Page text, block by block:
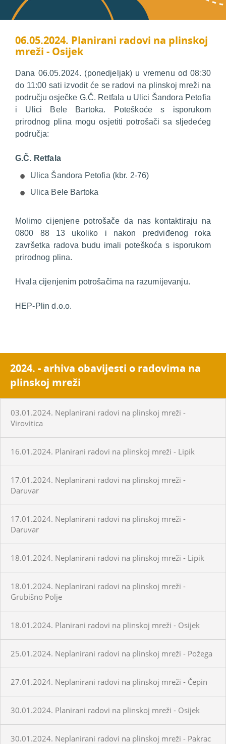
06.05.2024. Planirani radovi na plinskoj
mreži - Osijek
Dana 06.05.2024. (ponedjeljak) u vremenu od 08:30
do 11:00 sati izvodit će se radovi na plinskoj mreži na
području osječke G.Č. Retfala u Ulici Šandora Petofia
i Ulici Bele Bartoka. Poteškoće s isporukom
prirodnog plina mogu osjetiti potrošači sa sljedećeg
područja:
G.Č. Retfala
Ulica Šandora Petofia (kbr. 2-76)
Ulica Bele Bartoka
Molimo cijenjene potrošače da nas kontaktiraju na
0800 88 13 ukoliko i nakon predviđenog roka
završetka radova budu imali poteškoća s isporukom
prirodnog plina.
Hvala cijenjenim potrošačima na razumijevanju.
HEP-Plin d.o.o.
2024. - arhiva obavijesti o radovima na
plinskoj mreži
03.01.2024. Neplanirani radovi na plinskoj mreži -
Virovitica
16.01.2024. Planirani radovi na plinskoj mreži - Lipik
17.01.2024. Neplanirani radovi na plinskoj mreži -
Daruvar
17.01.2024. Neplanirani radovi na plinskoj mreži -
Daruvar
18.01.2024. Neplanirani radovi na plinskoj mreži - Lipik
18.01.2024. Neplanirani radovi na plinskoj mreži -
Grubišno Polje
18.01.2024. Planirani radovi na plinskoj mreži - Osijek
25.01.2024. Neplanirani radovi na plinskoj mreži - Požega
27.01.2024. Neplanirani radovi na plinskoj mreži - Čepin
30.01.2024. Planirani radovi na plinskoj mreži - Osijek
30.01.2024. Neplanirani radovi na plinskoj mreži - Pakrac